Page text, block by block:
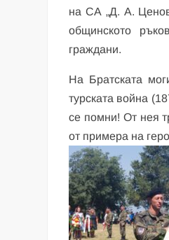
на СА „Д. А.
общинското
граждани.
На Братската
турската война
се помни! От нея
от примера на